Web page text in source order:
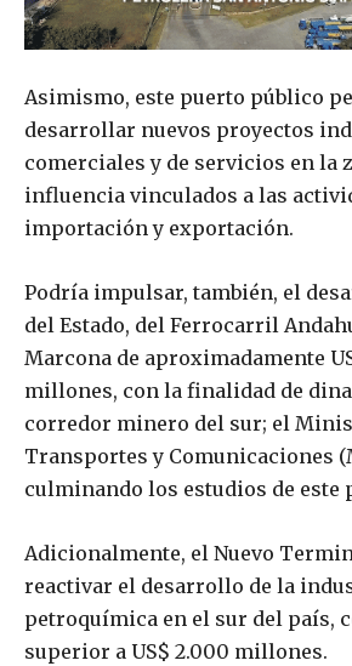
Asimismo, este puerto público
desarrollar nuevos proyectos
comerciales y de servicios en la
influencia vinculados a las
importación y exportación.
Podría impulsar, también, el
del Estado, del Ferrocarril
Marcona de aproximadamente
millones, con la finalidad de
corredor minero del sur; el
Transportes y Comunicaciones
culminando los estudios de este
Adicionalmente, el Nuevo
reactivar el desarrollo de la
petroquímica en el sur del país,
superior a US$ 2.000 millones.